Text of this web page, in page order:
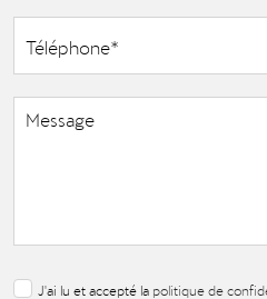
J'ai lu et accepté la politique de